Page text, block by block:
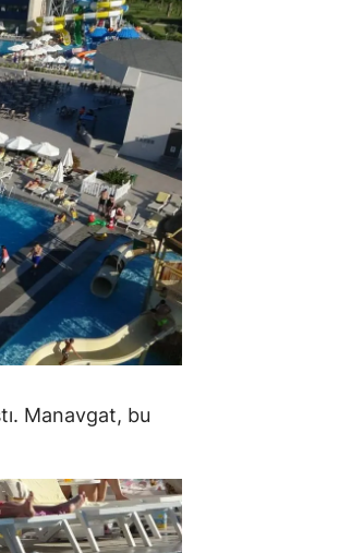
Manavgat, bu